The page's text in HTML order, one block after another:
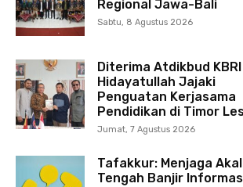
Regional Jawa-Bali
Sabtu, 8 Agustus 2026
Diterima Atdikbud KBRI
Hidayatullah Jajaki
Penguatan Kerjasama
Pendidikan di Timor
Jumat, 7 Agustus 2026
Tafakkur: Menjaga
Tengah Banjir